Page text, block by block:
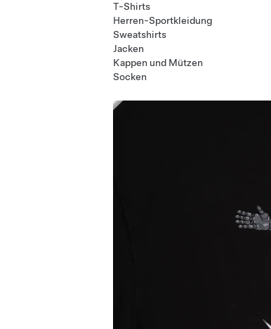
T-Shirts
Herren-Sportkleidung
Sweatshirts
Jacken
Kappen und Mützen
Socken